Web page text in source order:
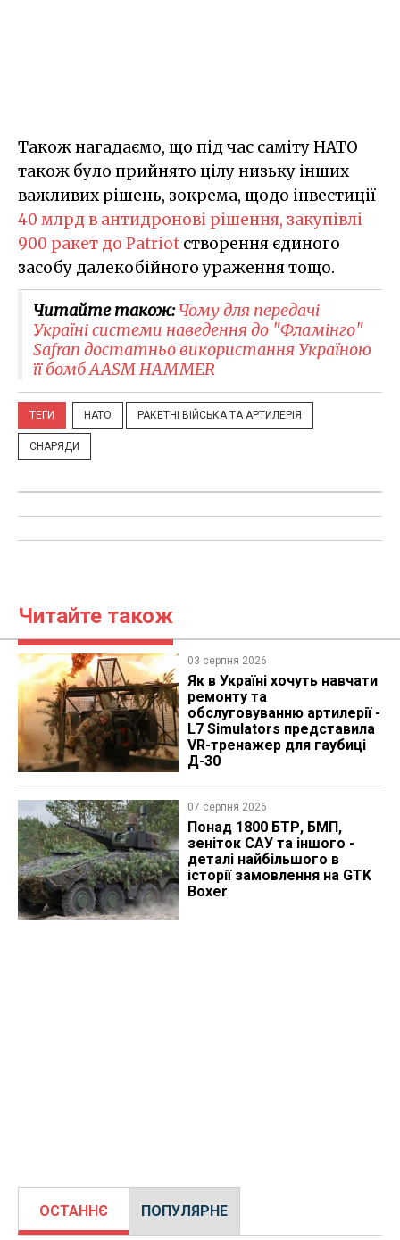
Також нагадаємо, що під час саміту НАТО
також було прийнято цілу низьку інших
важливих рішень, зокрема, щодо інвестиції
40 млрд в антидронові рішення, закупівлі
900 ракет до Patriot створення єдиного
засобу далекобійного ураження тощо.
Читайте також:Чому для передачі
Україні системи наведення до "Фламінго"
Safran достатньо використання Україною
її бомб AASM HAMMER
ТЕГИ НАТО РАКЕТНІ ВІЙСЬКА ТА АРТИЛЕРІЯ
СНАРЯДИ
Читайте також
03 серпня 2026
Як в Україні хочуть навчати
ремонту та
обслуговуванню артилерії -
L7 Simulators представила
VR-тренажер для гаубиці
Д-30
07 серпня 2026
Понад 1800 БТР, БМП,
зеніток САУ та іншого -
деталі найбільшого в
історії замовлення на GTK
Boxer
ОСТАННЄ ПОПУЛЯРНЕ